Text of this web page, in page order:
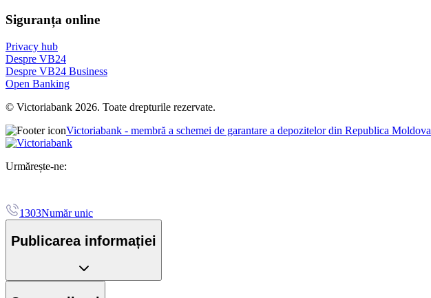
Siguranța online
Privacy hub
Despre VB24
Despre VB24 Business
Open Banking
© Victoriabank 2026. Toate drepturile rezervate.
Victoriabank - membră a schemei de garantare a depozitelor din Republica Moldova
Urmărește-ne:
1303Număr unic
Publicarea informației